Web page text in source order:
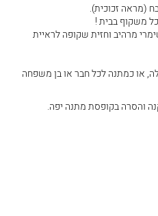
(מראה זכוכית).
משקוף בבית !
מרהיב וחזית שקופה לראיית
או כמתנה לכל חבר או בן משפחה
והסרה בקופסת מתנה יפה.